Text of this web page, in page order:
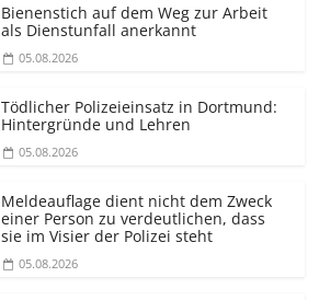
Bienenstich auf dem Weg zur Arbeit
als Dienstunfall anerkannt
05.08.2026
Tödlicher Polizeieinsatz in Dortmund:
Hintergründe und Lehren
05.08.2026
Meldeauflage dient nicht dem Zweck
einer Person zu verdeutlichen, dass
sie im Visier der Polizei steht
05.08.2026